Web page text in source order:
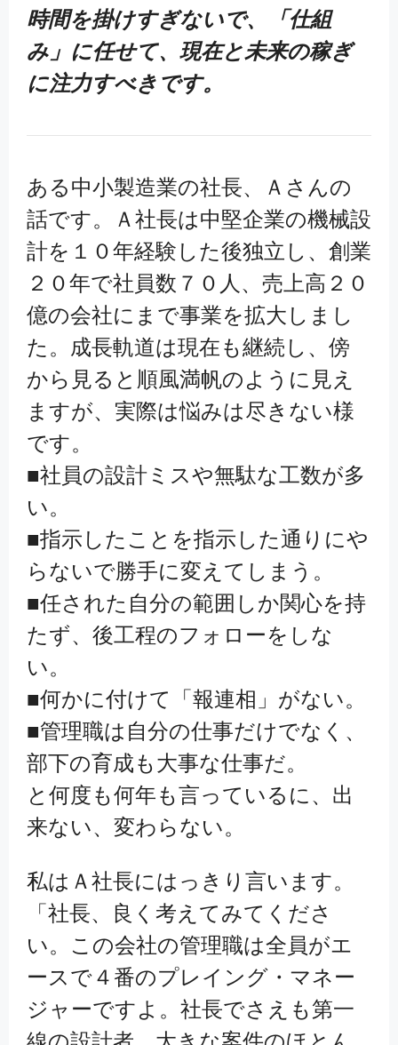
時間を掛けすぎないで、「仕組
み」に任せて、現在と未来の稼ぎ
に注力すべきです。
ある中小製造業の社長、Ａさんの
話です。Ａ社長は中堅企業の機械設
計を１０年経験した後独立し、創業
２０年で社員数７０人、売上高２０
億の会社にまで事業を拡大しまし
た。成長軌道は現在も継続し、傍
から見ると順風満帆のように見え
ますが、実際は悩みは尽きない様
です。
■社員の設計ミスや無駄な工数が多
い。
■指示したことを指示した通りにや
らないで勝手に変えてしまう。
■任された自分の範囲しか関心を持
たず、後工程のフォローをしな
い。
■何かに付けて「報連相」がない。
■管理職は自分の仕事だけでなく、
部下の育成も大事な仕事だ。
と何度も何年も言っているに、出
来ない、変わらない。
私はＡ社長にはっきり言います。
「社長、良く考えてみてくださ
い。この会社の管理職は全員がエ
ースで４番のプレイング・マネー
ジャーですよ。社長でさえも第一